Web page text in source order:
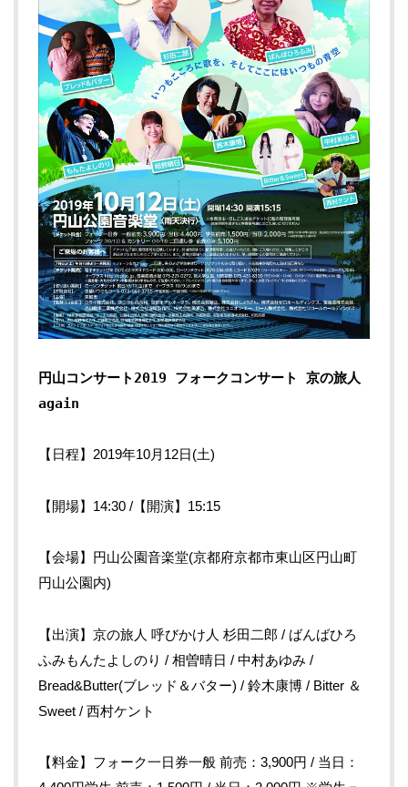
円山コンサート2019 フォークコンサート 京の旅人
again
【日程】2019年10月12日(土)
【開場】14:30 /【開演】15:15
【会場】円山公園音楽堂(京都府京都市東山区円山町
円山公園内)
【出演】京の旅人 呼びかけ人 杉田二郎 / ばんばひろ
ふみもんたよしのり / 相曽晴日 / 中村あゆみ /
Bread&Butter(ブレッド＆バター) / 鈴木康博 / Bitter ＆
Sweet / 西村ケント
【料金】フォーク一日券一般 前売：3,900円 / 当日：